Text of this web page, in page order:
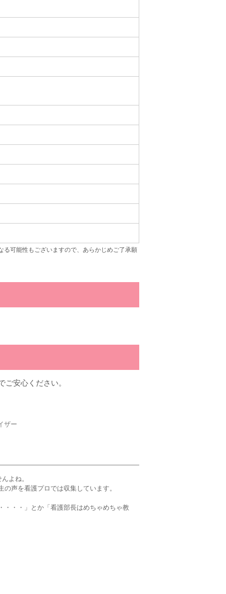
可能性もございますので、あらかじめご了承願
安心ください。
ザー
よね。
声を看護プロでは収集しています。
・・・」とか「看護部長はめちゃめちゃ教